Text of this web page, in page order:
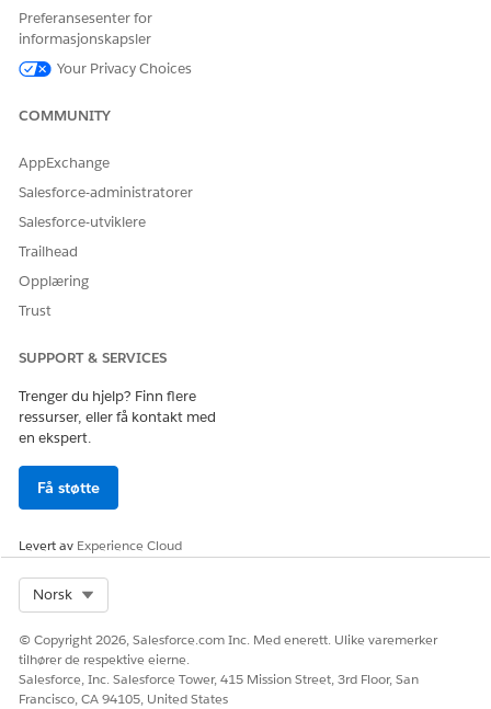
HJALP DENNE ARTIKKELEN MED Å LØSE PROBLEMET DITT?
La oss få vite det slik at vi kan forbedre!
Preferansesenter for
informasjonskapsler
Your Privacy Choices
COMMUNITY
AppExchange
Salesforce-administratorer
Salesforce-utviklere
Trailhead
Opplæring
Trust
SUPPORT & SERVICES
Trenger du hjelp? Finn flere
ressurser, eller få kontakt med
en ekspert.
Få støtte
Levert av Experience Cloud
Norsk
© Copyright 2026, Salesforce.com Inc. Med enerett. Ulike varemerker
tilhører de respektive eierne.
Salesforce, Inc. Salesforce Tower, 415 Mission Street, 3rd Floor, San
Francisco, CA 94105, United States